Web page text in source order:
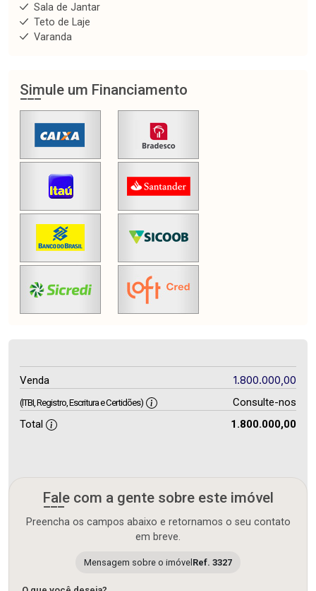
Sala de Jantar
Teto de Laje
Varanda
Simule um Financiamento
Venda 1.800.000,00
(ITBI, Registro, Escritura e Certidões)
Consulte-nos
Total
1.800.000,00
Fale com a gente sobre este imóvel
Preencha os campos abaixo e retornamos o seu contato
em breve.
Mensagem sobre o imóvelRef. 3327